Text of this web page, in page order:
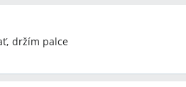
držím palce